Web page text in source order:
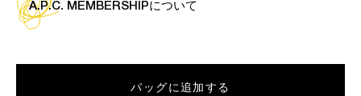
A.P.C. MEMBERSHIPについて
バッグに追加する